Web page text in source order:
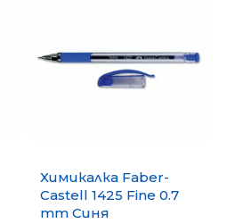
Химикалка Faber-
Castell 1425 Fine 0.7
mm Синя